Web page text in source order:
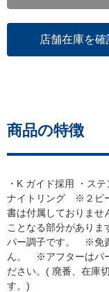
店舗在庫を確
商品の特徴
・K ガイド採用 ・ス
ナイトリング ※２ピ
書は付属しておりま
ことなる部分があり
パー調子です。 ※免
ん。 ※アフターはパ
ださい。( 廃番、在庫
す。)